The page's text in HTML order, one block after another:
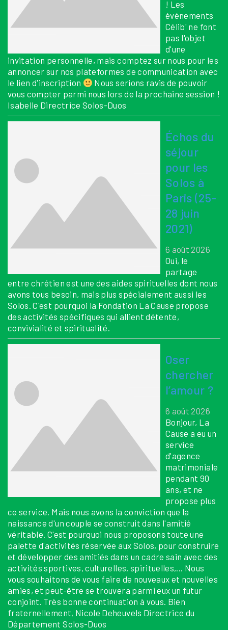
! Les
événements
Célib' ne font
pas l'objet
d'une
invitation personnelle, mais comptez sur nous pour les
annoncer sur nos plateformes de communication avec
le lien d'inscription
Nous serions ravis de pouvoir
vous compter parmi nous lors de la prochaine session !
Isabelle Directrice Solos-Duos
Échos du
séjour
pour les
Solos à
Paris (25-
28 juin
2021)
6 août 2026
Oui, le
partage
entre chrétien est une des aides spirituelles dont nous
avons tous besoin, mais plus spécialement aussi les
Solos. C'est pourquoi la Fondation La Cause propose
des activités spécifiques qui allient détente,
convivialité et spiritualité.
Oser
chercher
l’amour ?
6 août 2026
Bonjour, La
Cause a eu un
service
d'agence
matrimoniale
pendant 90
ans, et ne
propose plus
ce service. Mais nous avons la conviction que la
naissance d'un couple se construit dans l'amitié
véritable. C'est pourquoi nous proposons toute une
palette d'activités réservée aux Solos, pour construire
et développer des amitiés dans un cadre sain avec des
activités sportives, culturelles, spirituelles,... Nous
vous souhaitons de vous faire de nouveaux et nouvelles
amies, et peut-être se trouvera parmi eux un futur
conjoint. Très bonne continuation à vous. Bien
fraternellement, Nicole Deheuvels Directrice du
Département Solos-Duos